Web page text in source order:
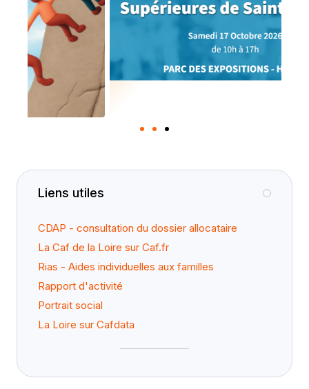
Liens utiles
CDAP - consultation du dossier allocataire
La Caf de la Loire sur Caf.fr
Rias - Aides individuelles aux familles
Rapport d'activité
Portrait social
La Loire sur Cafdata